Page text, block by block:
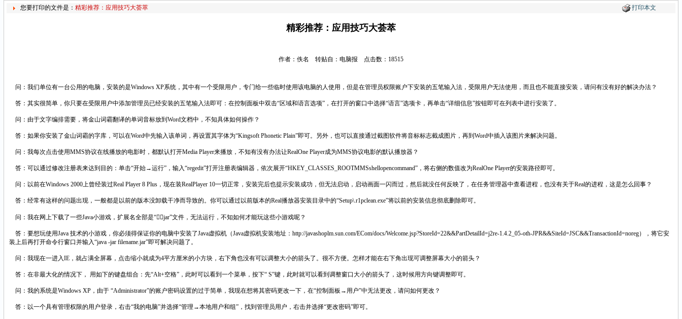
您要打印的文件是： 精彩推荐：应用技巧大荟萃 打印本文
精彩推荐：应用技巧大荟萃
作者：佚名 转贴自：电脑报 点击数：18515
问：我们单位有一台公用的电脑，安装的是Windows XP系统，其中有一个受限用户，专门给一些临时使用该电脑的人使用，但是在管理员权限账户下安装的五笔输入法，受限用户无法使用，而且也不能直接安装，请问有没有好的解决办法？
答：其实很简单，你只要在受限用户中添加管理员已经安装的五笔输入法即可：在控制面板中双击“区域和语言选项”，在打开的窗口中选择“语言”选项卡，再单击“详细信息”按钮即可在列表中进行安装了。
问：由于文字编排需要，将金山词霸翻译的单词音标放到Word文档中，不知具体如何操作？
答：如果你安装了金山词霸的字库，可以在Word中先输入该单词，再设置其字体为“Kingsoft Phonetic Plain”即可。另外，也可以直接通过截图软件将音标标志截成图片，再到Word中插入该图片来解决问题。
问：我每次点击使用MMS协议在线播放的电影时，都默认打开Media Player来播放，不知有没有办法让RealOne Player成为MMS协议电影的默认播放器？
答：可以通过修改注册表来达到目的：单击“开始→运行”，输入“regedit”打开注册表编辑器，依次展开“HKEY_CLASSES_ROOTMMSshellopencommand”，将右侧的数值改为RealOne Player的安装路径即可。
问：以前在Windows 2000上曾经装过Real Player 8 Plus，现在装RealPlayer 10一切正常，安装完后也提示安装成功，但无法启动，启动画面一闪而过，然后就没任何反映了，在任务管理器中查看进程，也没有关于Real的进程，这是怎么回事？
答：经常有这样的问题出现，一般都是以前的版本没卸载干净而导致的。你可以通过以前版本的Real播放器安装目录中的“Setup\.r1pclean.exe”将以前的安装信息彻底删除即可。
问：我在网上下载了一些Java小游戏，扩展名全部是“．jar”文件，无法运行，不知如何才能玩这些小游戏呢？
答：要想玩使用Java 技术的小游戏，你必须得保证你的电脑中安装了Java虚拟机（Java虚拟机安装地址：http://javashoplm.sun.com/ECom/docs/Welcome.jsp?StoreId=22&&PartDetailId=j2re-1.4.2_05-oth-JPR&&SiteId=JSC&&TransactionId=noreg），将它安
装上后再打开命令行窗口并输入“java -jar filename.jar”即可解决问题了。
问：我现在一进入IE，就占满全屏幕，点击缩小就成为4平方厘米的小方块，右下角也没有可以调整大小的箭头了。很不方便。怎样才能在右下角出现可调整屏幕大小的箭头？
答：在非最大化的情况下， 用如下的键盘组合：先“Alt+空格”，此时可以看到一个菜单，按下“ S”键，此时就可以看到调整窗口大小的箭头了，这时候用方向键调整即可。
问：我的系统是Windows XP，由于 “Administrator”的账户密码设置的过于简单，我现在想将其密码更改一下，在“控制面板→用户”中无法更改，请问如何更改？
答：以一个具有管理权限的用户登录，右击“我的电脑”并选择“管理→本地用户和组”，找到管理员用户，右击并选择“更改密码”即可。